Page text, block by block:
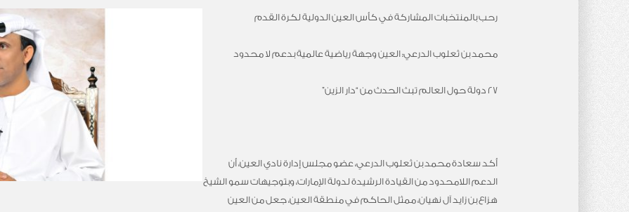
رحب بالمنتخبات المشاركة في كأس العين الدولية لكرة القدم
محمد بن ثعلوب الدرعي: العين وجهة رياضية عالمية بدعم لا محدود
27 دولة حول العالم تبث الحدث من “دار الزين”
أكد سعادة محمد بن ثعلوب الدرعي، عضو مجلس إدارة نادي العين، أن
الدعم اللامحدود من القيادة الرشيدة لدولة الإمارات، وبتوجيهات سمو الشيخ
هزاع بن زايد آل نهيان، ممثل الحاكم في منطقة العين، جعل من العين